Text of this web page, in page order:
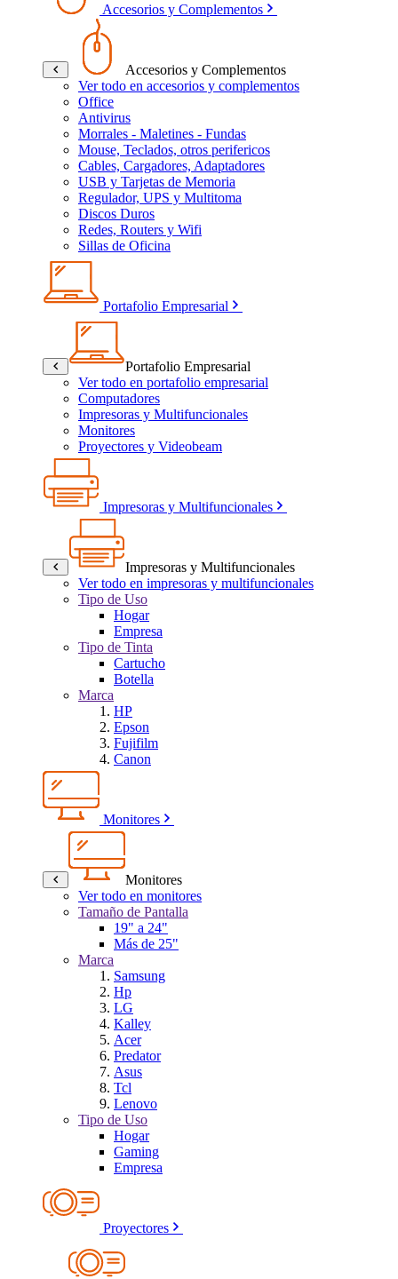
Accesorios y Complementos
Accesorios y Complementos
Ver todo en accesorios y complementos
Office
Antivirus
Morrales - Maletines - Fundas
Mouse, Teclados, otros perifericos
Cables, Cargadores, Adaptadores
USB y Tarjetas de Memoria
Regulador, UPS y Multitoma
Discos Duros
Redes, Routers y Wifi
Sillas de Oficina
Portafolio Empresarial
Portafolio Empresarial
Ver todo en portafolio empresarial
Computadores
Impresoras y Multifuncionales
Monitores
Proyectores y Videobeam
Impresoras y Multifuncionales
Impresoras y Multifuncionales
Ver todo en impresoras y multifuncionales
Tipo de Uso
Hogar
Empresa
Tipo de Tinta
Cartucho
Botella
Marca
HP
Epson
Fujifilm
Canon
Monitores
Monitores
Ver todo en monitores
Tamaño de Pantalla
19" a 24"
Más de 25"
Marca
Samsung
Hp
LG
Kalley
Acer
Predator
Asus
Tcl
Lenovo
Tipo de Uso
Hogar
Gaming
Empresa
Proyectores